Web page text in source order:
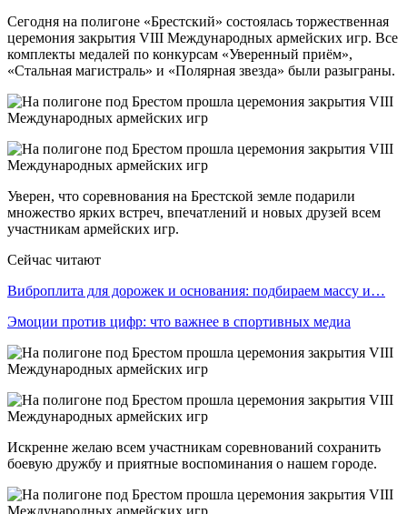
Сегодня на полигоне «Брестский» состоялась торжественная
церемония закрытия VIII Международных армейских игр. Все
комплекты медалей по конкурсам «Уверенный приём»,
«Стальная магистраль» и «Полярная звезда» были разыграны.
Уверен, что соревнования на Брестской земле подарили
множество ярких встреч, впечатлений и новых друзей всем
участникам армейских игр.
Сейчас читают
Виброплита для дорожек и основания: подбираем массу и…
Эмоции против цифр: что важнее в спортивных медиа
Искренне желаю всем участникам соревнований сохранить
боевую дружбу и приятные воспоминания о нашем городе.